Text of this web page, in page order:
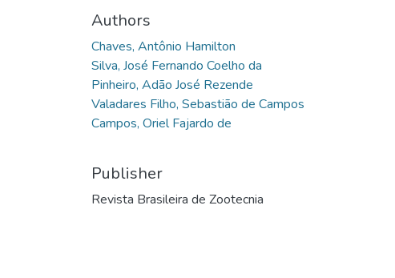
Authors
Chaves, Antônio Hamilton
Silva, José Fernando Coelho da
Pinheiro, Adão José Rezende
Valadares Filho, Sebastião de Campos
Campos, Oriel Fajardo de
Publisher
Revista Brasileira de Zootecnia